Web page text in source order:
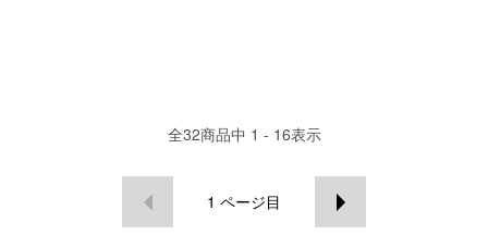
全32商品中 1 - 16表示
1 ページ目